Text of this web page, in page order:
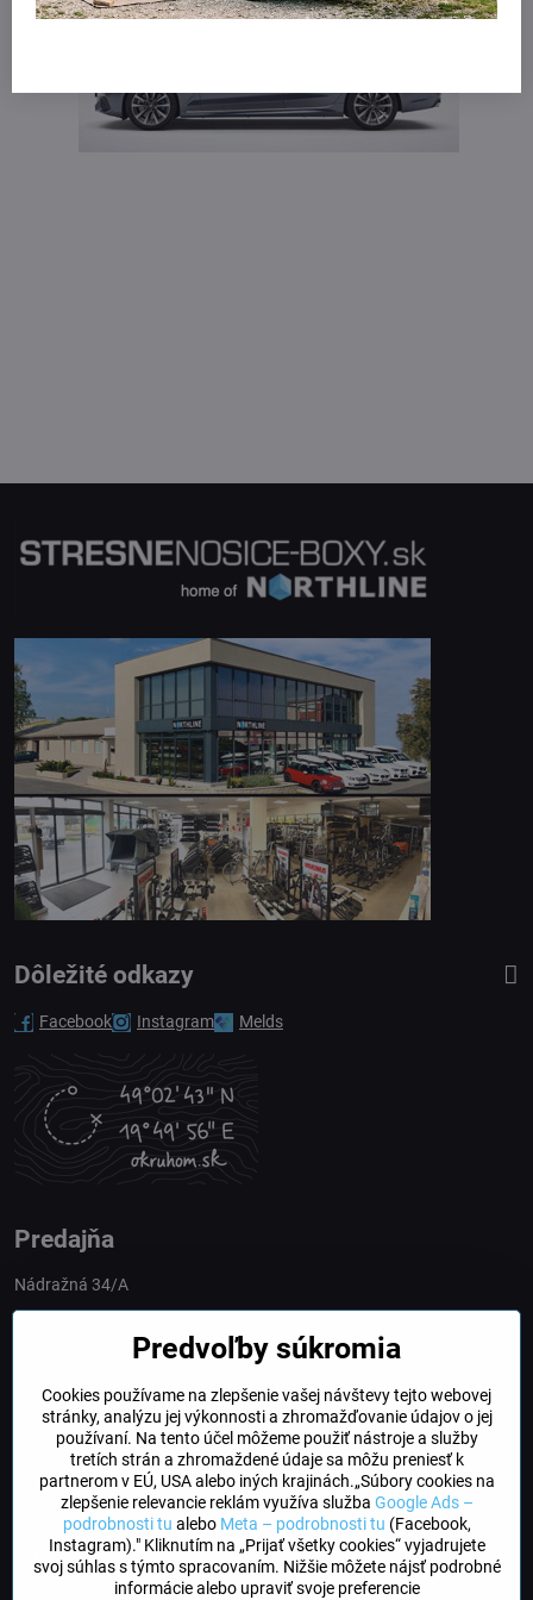
Dôležité odkazy
Facebook Instagram Melds
Predajňa
Nádražná 34/A
obchod​@northline​.sk
Otváracie hodiny
PO, UT, STR, ŠT: 9.00 - 17.00
PIA: 8.00 - 16.00
DogFriendly
Psíky sú u nás vítané
Predvoľby súkromia
Cookies používame na zlepšenie vašej návštevy tejto webovej
stránky, analýzu jej výkonnosti a zhromažďovanie údajov o jej
používaní. Na tento účel môžeme použiť nástroje a služby
tretích strán a zhromaždené údaje sa môžu preniesť k
partnerom v EÚ, USA alebo iných krajinách.„Súbory cookies na
zlepšenie relevancie reklám využíva služba Google Ads –
podrobnosti tu alebo Meta – podrobnosti tu (Facebook,
Instagram)." Kliknutím na „Prijať všetky cookies“ vyjadrujete
svoj súhlas s týmto spracovaním. Nižšie môžete nájsť podrobné
informácie alebo upraviť svoje preferencie